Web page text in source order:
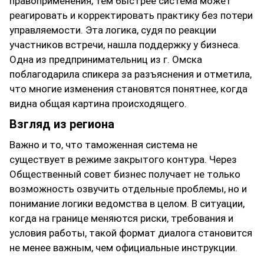
реагировать и корректировать практику без потери
управляемости. Эта логика, судя по реакции
участников встречи, нашла поддержку у бизнеса.
Одна из предпринимательниц из г. Омска
поблагодарила спикера за разъяснения и отметила,
что многие изменения становятся понятнее, когда
видна общая картина происходящего.
Взгляд из региона
Важно и то, что таможенная система не
существует в режиме закрытого контура. Через
Общественный совет бизнес получает не только
возможность озвучить отдельные проблемы, но и
понимание логики ведомства в целом. В ситуации,
когда на границе меняются риски, требования и
условия работы, такой формат диалога становится
не менее важным, чем официальные инструкции.